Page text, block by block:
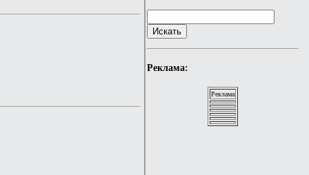
Реклама:
Реклама